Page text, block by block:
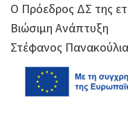
Ο Πρόεδρος ΔΣ της
Βιώσιμη Ανάπτυξη
Στέφανος